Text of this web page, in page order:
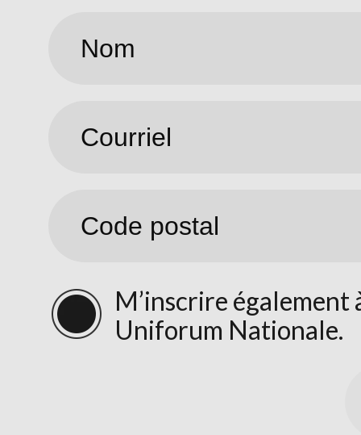
M’inscrire également
Uniforum Nationale.